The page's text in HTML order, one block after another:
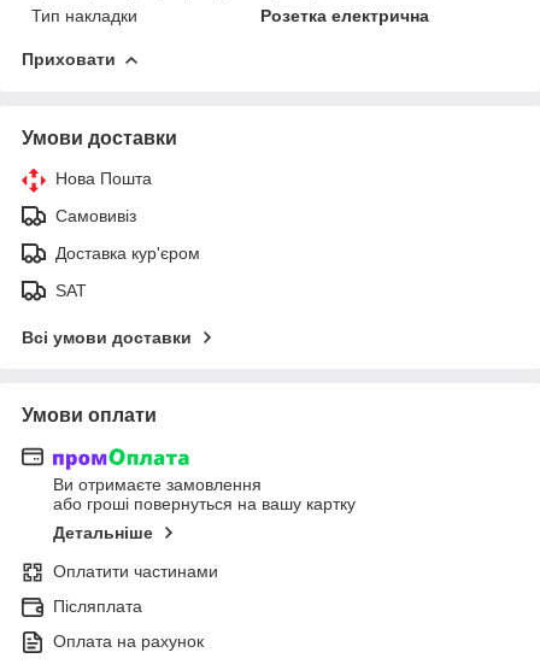
Тип накладки
Розетка електрична
Приховати
Умови доставки
Нова Пошта
Самовивіз
Доставка кур'єром
SAT
Всі умови доставки
Умови оплати
Ви отримаєте замовлення
або гроші повернуться на вашу картку
Детальніше
Оплатити частинами
Післяплата
Оплата на рахунок